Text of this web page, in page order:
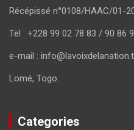
Récépissé n°0108/HAAC/01-
Tel : +228 99 02 78 83 / 90 86
e-mail :
Lomé, Togo.
Categories